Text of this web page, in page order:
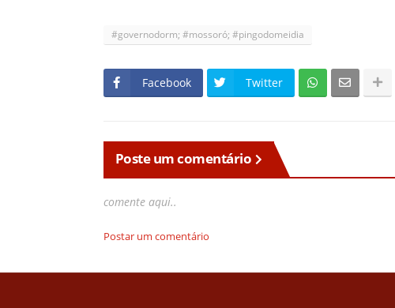
#governodorm; #mossoró; #pingodomeidia
Facebook Twitter
Poste um comentário
comente aqui..
Postar um comentário